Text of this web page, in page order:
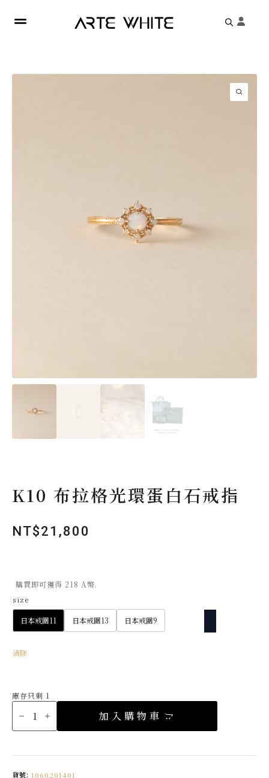
K10 布拉格光環蛋白石戒指
NT$21,800
購買即可獲得 218 A幣.
size
日本戒圍11 日本戒圍13 日本戒圍9
清除
庫存只剩 1
K10
光
白
加入購物車
貨號: 1060201401